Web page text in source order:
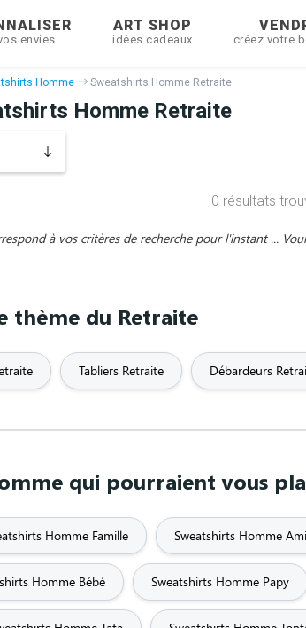
envies
ART SHOP
idées cadeaux créez votre
Homme Sweatshirts Homme Retraite
Homme Retraite
0 résultats
à vos critères de recherche pour l'instant ...
thème du Retraite
Tabliers Retraite Débardeurs
qui pourraient vous
Homme Famille Sweatshirts Homme
Homme Bébé Sweatshirts Homme Papy